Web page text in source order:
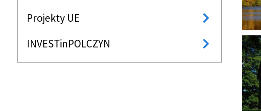
Projekty UE Show
INVESTinPOLCZYN Show